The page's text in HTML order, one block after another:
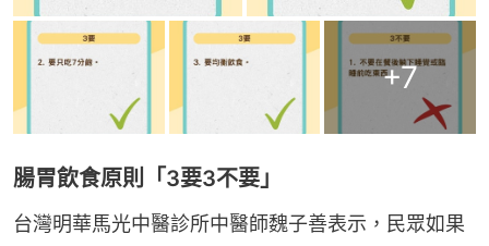
+7
腸胃飲食原則「3要3不要」
台灣明華馬光中醫診所中醫師魏子善表示，民眾如果